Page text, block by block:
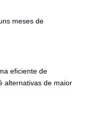
meses de
eficiente de
alternativas de maior